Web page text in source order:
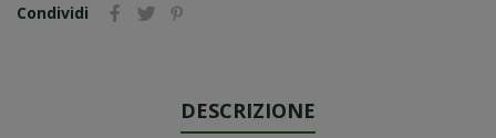
Condividi
DESCRIZIONE